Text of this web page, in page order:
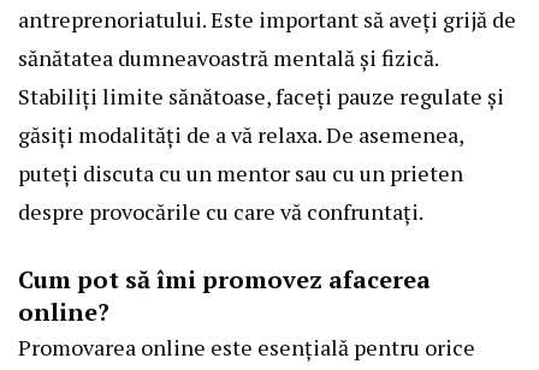
antreprenoriatului. Este important să aveți grijă de
sănătatea dumneavoastră mentală și fizică.
Stabiliți limite sănătoase, faceți pauze regulate și
găsiți modalități de a vă relaxa. De asemenea,
puteți discuta cu un mentor sau cu un prieten
despre provocările cu care vă confruntați.
Cum pot să îmi promovez afacerea
online?
Promovarea online este esențială pentru orice